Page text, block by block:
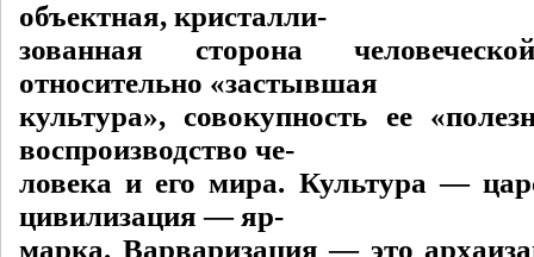
объектная, кристалли-
зованная сторона
относительно «застывшая
культура», совокупность ее
воспроизводство че-
ловека и его мира. Культура —
цивилизация — яр-
марка. Варваризация — это